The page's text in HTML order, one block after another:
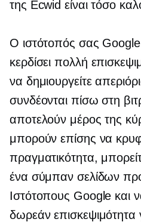
της Ecwid είναι τόσο
Ο ιστότοπός σας
κερδίσει πολλή
να δημιουργείτε
συνδέονται πίσω στη
αποτελούν μέρος της
μπορούν επίσης να
πραγματικότητα,
ένα σύμπαν σελίδων
Ιστότοπους Google και
δωρεάν